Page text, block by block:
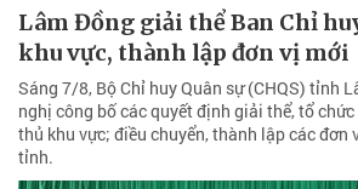
Lâm Đồng giải thể Ban Chỉ
khu vực, thành lập đơn vị mới
Sáng 7/8, Bộ Chỉ huy Quân sự (CHQS) tỉnh
nghị công bố các quyết định giải thể, tổ
thủ khu vực; điều chuyển, thành lập các đơn
tỉnh.